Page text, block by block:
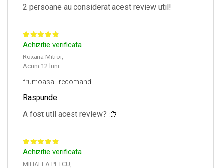
2 persoane au considerat acest review util!
Achizitie verificata
Roxana Mitroi,
Acum 12 luni
frumoasa...recomand
Raspunde
A fost util acest review?
Achizitie verificata
MIHAELA PETCU,